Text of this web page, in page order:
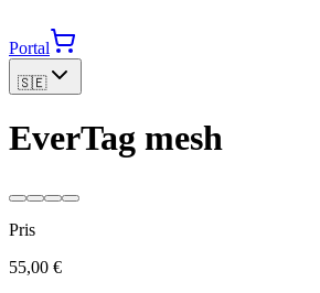
Portal
🇸🇪
EverTag mesh
Pris
55,00 €